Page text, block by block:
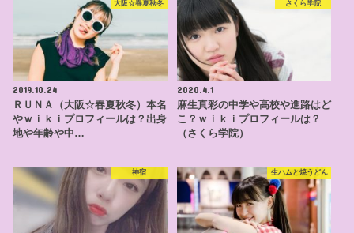
大阪☆春夏秋冬
2019.10.24
ＲＵＮＡ（大阪☆春夏秋冬）本名
やｗｉｋｉプロフィールは？出身
地や年齢や中…
さくら学院
2020.4.1
麻生真彩の中学や高校や進路はど
こ？ｗｉｋｉプロフィールは？
（さくら学院）
神宿 生ハムと焼うどん